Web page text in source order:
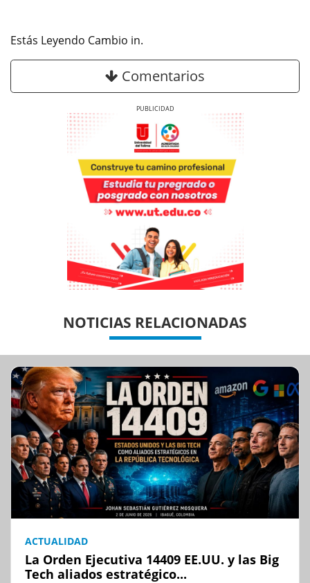
Estás Leyendo Cambio in.
Comentarios
NOTICIAS RELACIONADAS
ACTUALIDAD
La Orden Ejecutiva 14409 EE.UU. y las Big
Tech aliados estratégico...